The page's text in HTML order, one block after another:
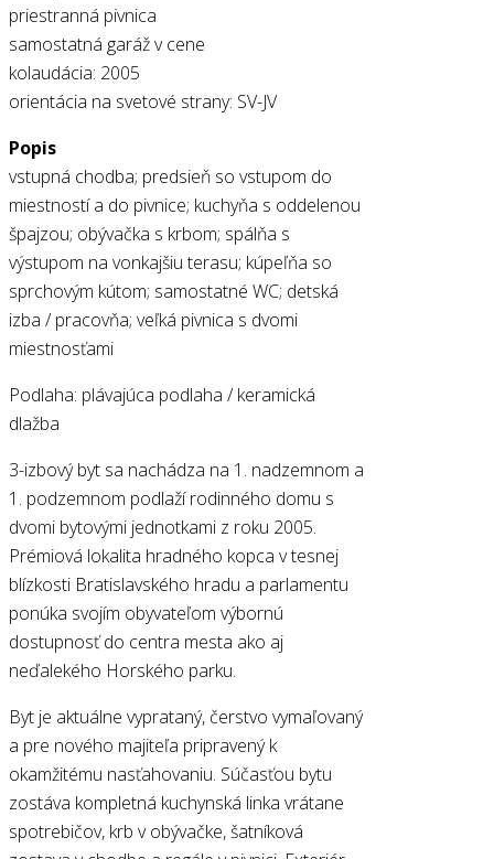
priestranná pivnica
samostatná garáž v cene
kolaudácia: 2005
orientácia na svetové strany: SV-JV
Popis
vstupná chodba; predsieň so vstupom do
miestností a do pivnice; kuchyňa s oddelenou
špajzou; obývačka s krbom; spálňa s
výstupom na vonkajšiu terasu; kúpeľňa so
sprchovým kútom; samostatné WC; detská
izba / pracovňa; veľká pivnica s dvomi
miestnosťami
Podlaha: plávajúca podlaha / keramická
dlažba
3-izbový byt sa nachádza na 1. nadzemnom a
1. podzemnom podlaží rodinného domu s
dvomi bytovými jednotkami z roku 2005.
Prémiová lokalita hradného kopca v tesnej
blízkosti Bratislavského hradu a parlamentu
ponúka svojím obyvateľom výbornú
dostupnosť do centra mesta ako aj
neďalekého Horského parku.
Byt je aktuálne vyprataný, čerstvo vymaľovaný
a pre nového majiteľa pripravený k
okamžitému nasťahovaniu. Súčasťou bytu
zostáva kompletná kuchynská linka vrátane
spotrebičov, krb v obývačke, šatníková